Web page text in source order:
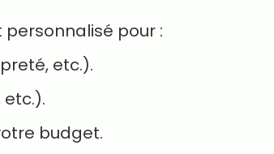
pour :
etc.).
budget.